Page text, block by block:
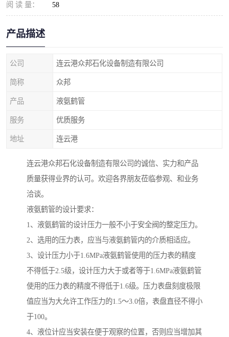
阅 读 量： 58
产品描述
公司 连云港众邦石化设备制造有限公司
简称 众邦
产品 液氨鹤管
服务 优质服务
地址 连云港
连云港众邦石化设备制造有限公司的诚信、实力和产品
质量获得业界的认可。欢迎各界朋友莅临参观、和业务
洽谈。
液氨鹤管的设计要求：
1、液氨鹤管的设计压力一般不小于安全阀的整定压力。
2、选用的压力表，应当与液氨鹤管内的介质相适应。
3、设计压力小于1.6MPa液氨鹤管使用的压力表的精度
不得低于2.5级，设计压力大于或者等于1.6MPa液氨鹤管
使用的压力表的精度不得低于1.6级。压力表盘刻度极限
值应当为大允许工作压力的1.5～3.0倍，表盘直径不得小
于100。
4、液位计应当安装在便于观察的位置，否则应当增加其